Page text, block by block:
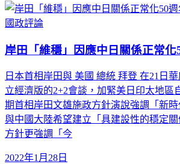
國政評論
岸田「維穩」因應中日關係正常化
日本首相岸田與 美國 總統 拜登 在21日
立經濟版的2+2會談，加緊美日印太地區
期首相岸田文雄施政方針演說強調「新時
與中國大陸希望建立「具建設性的穩定
方針更強調「今
2022年1月28日